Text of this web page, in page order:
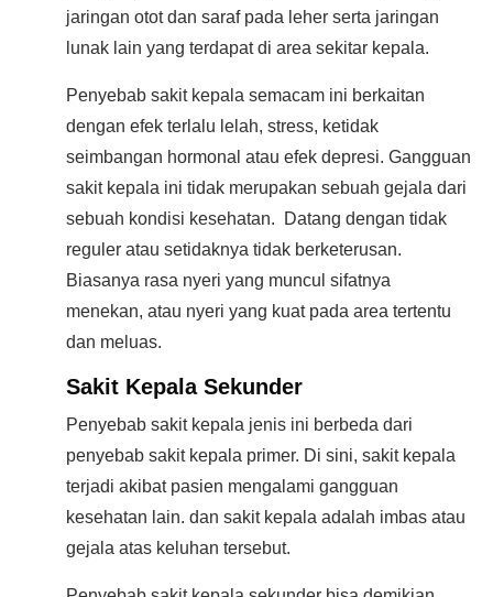
jaringan otot dan saraf pada leher serta jaringan
lunak lain yang terdapat di area sekitar kepala.
Penyebab sakit kepala semacam ini berkaitan
dengan efek terlalu lelah, stress, ketidak
seimbangan hormonal atau efek depresi. Gangguan
sakit kepala ini tidak merupakan sebuah gejala dari
sebuah kondisi kesehatan. Datang dengan tidak
reguler atau setidaknya tidak berketerusan.
Biasanya rasa nyeri yang muncul sifatnya
menekan, atau nyeri yang kuat pada area tertentu
dan meluas.
Sakit Kepala Sekunder
Penyebab sakit kepala jenis ini berbeda dari
penyebab sakit kepala primer. Di sini, sakit kepala
terjadi akibat pasien mengalami gangguan
kesehatan lain. dan sakit kepala adalah imbas atau
gejala atas keluhan tersebut.